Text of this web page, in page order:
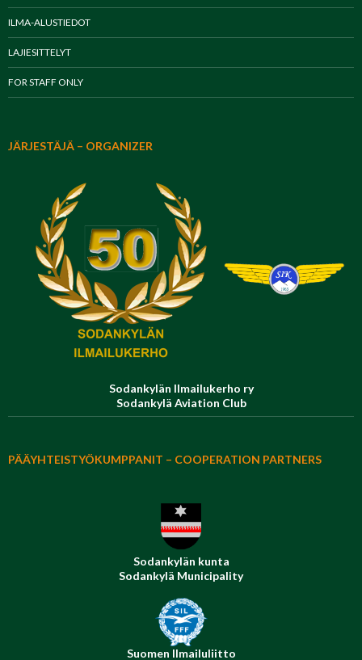
ILMA-ALUSTIEDOT
LAJIESITTELYT
FOR STAFF ONLY
JÄRJESTÄJÄ – ORGANIZER
Sodankylän Ilmailukerho ry
Sodankylä Aviation Club
PÄÄYHTEISTYÖKUMPPANIT – COOPERATION PARTNERS
Sodankylän kunta
Sodankylä Municipality
Suomen Ilmailuliitto